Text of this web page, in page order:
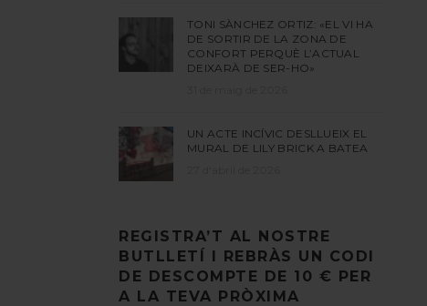
TONI SÀNCHEZ ORTIZ: «EL VI HA
DE SORTIR DE LA ZONA DE
CONFORT PERQUÈ L’ACTUAL
DEIXARÀ DE SER-HO»
UN ACTE INCÍVIC DESLLUEIX EL
MURAL DE LILY BRICK A BATEA
REGISTRA’T AL NOSTRE
BUTLLETÍ I REBRÀS UN CODI
DE DESCOMPTE DE 10 € PER
A LA TEVA PRÒXIMA